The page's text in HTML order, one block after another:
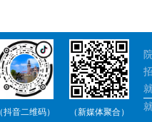
（抖音二维码） （新媒体聚合）